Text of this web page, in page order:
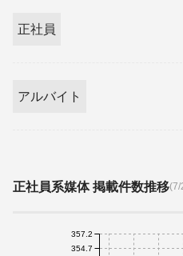
正社員
アルバイト
正社員系媒体 掲載件数推移(7/
354.7
357.2